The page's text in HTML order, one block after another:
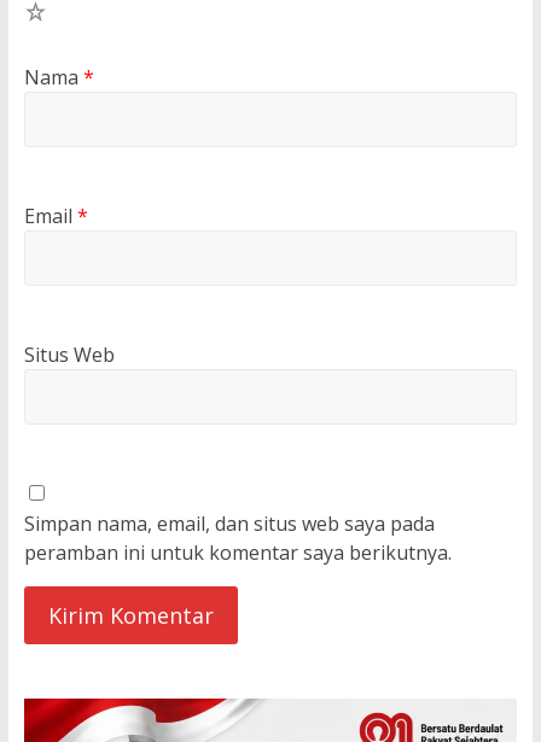
Nama *
Email *
Situs Web
Simpan nama, email, dan situs web saya pada
peramban ini untuk komentar saya berikutnya.